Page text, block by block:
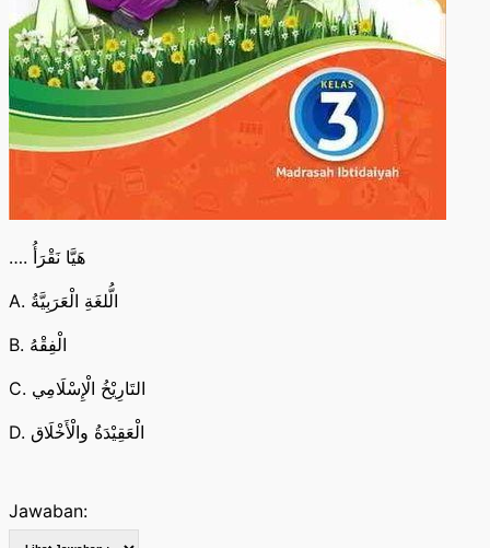
…. هَيَّا نَقْرَأُ
A. الُّلغَةِ الْعَرَبِيَّةُ
B. الْفِقْهُ
C. التَارِيْخُ الْإِسْلَامِي
D. الْعَقِيْدَةُ والْأَخْلَاق
Jawaban: